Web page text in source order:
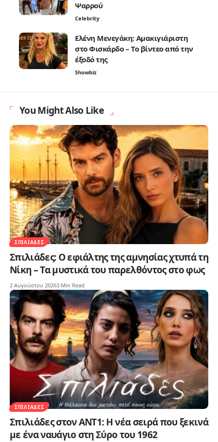
Ψαρρού
Celebrity
Ελένη Μενεγάκη: Αμακιγιάριστη
στο Φισκάρδο – Το βίντεο από την
έξοδό της
Showbiz
You Might Also Like
ΣΠΙΛΙΆΔΕΣ
Σπιλιάδες: Ο εφιάλτης της αμνησίας χτυπά τη
Νίκη – Τα μυστικά του παρελθόντος στο φως
2 Αυγούστου 20263 Min Read
ΣΠΙΛΙΆΔΕΣ
Σπιλιάδες στον ΑΝΤ1: Η νέα σειρά που ξεκινά
με ένα ναυάγιο στη Σύρο του 1962